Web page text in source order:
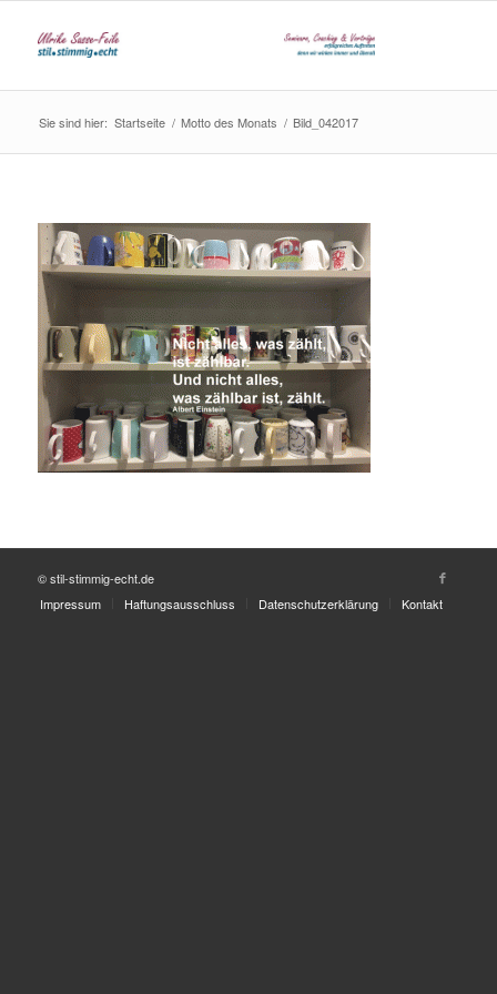
Sie sind hier: Startseite / Motto des Monats / Bild_042017
© stil-stimmig-echt.de
Impressum
Haftungsausschluss Datenschutzerklärung Kontakt